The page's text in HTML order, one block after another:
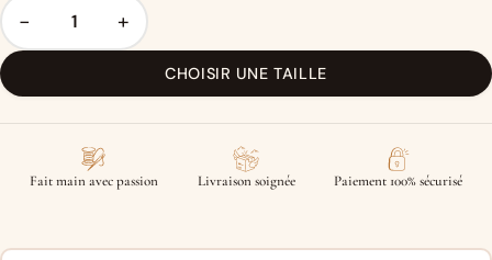
− +
CHOISIR UNE TAILLE
Fait main avec passion Livraison soignée Paiement 100% sécurisé